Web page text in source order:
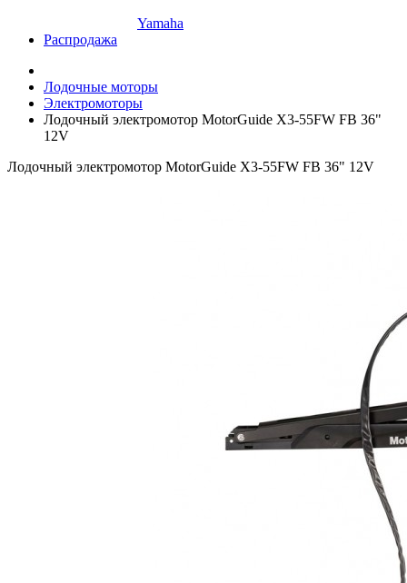
Yamaha
Распродажа
Лодочные моторы
Электромоторы
Лодочный электромотор MotorGuide X3-55FW FB 36"
12V
Лодочный электромотор MotorGuide X3-55FW FB 36" 12V